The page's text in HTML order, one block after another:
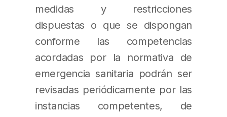
medidas y restricciones
dispuestas o que se dispongan
conforme las competencias
acordadas por la normativa de
emergencia sanitaria podrán ser
revisadas periódicamente por las
instancias competentes, de